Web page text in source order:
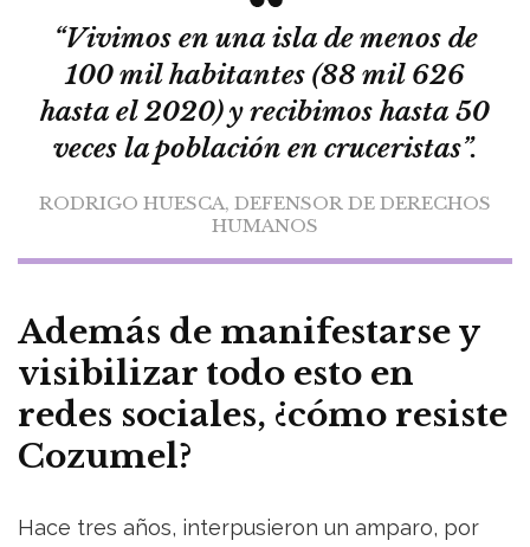
“Vivimos en una isla de menos de
100 mil habitantes (88 mil 626
hasta el 2020) y recibimos hasta 50
veces la población en cruceristas”.
RODRIGO HUESCA, DEFENSOR DE DERECHOS
HUMANOS
Además de manifestarse y
visibilizar todo esto en
redes sociales, ¿cómo resiste
Cozumel?
Hace tres años, interpusieron un amparo, por